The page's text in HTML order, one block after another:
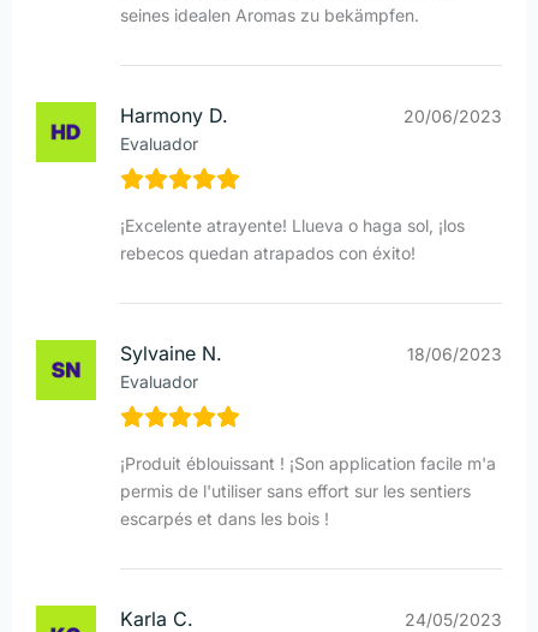
seines idealen Aromas zu bekämpfen.
Harmony D.
Evaluador
20/06/2023
¡Excelente atrayente! Llueva o haga sol, ¡los
rebecos quedan atrapados con éxito!
Sylvaine N.
Evaluador
18/06/2023
¡Produit éblouissant ! ¡Son application facile m'a
permis de l'utiliser sans effort sur les sentiers
escarpés et dans les bois !
Karla C. 24/05/2023